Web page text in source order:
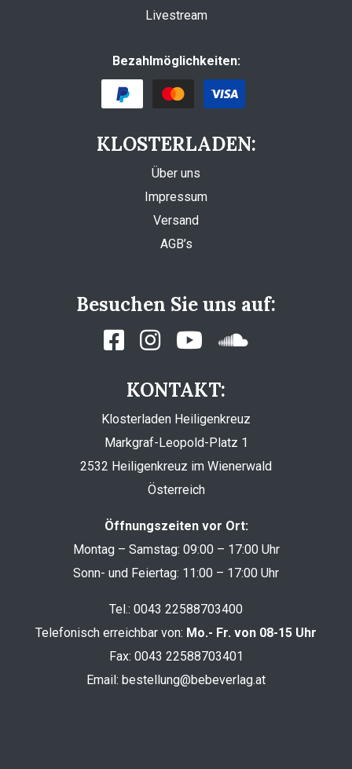
Livestream
Bezahlmöglichkeiten:
KLOSTERLADEN:
Über uns
Impressum
Versand
AGB’s
Besuchen Sie uns auf:
KONTAKT:
Klosterladen Heiligenkreuz
Markgraf-Leopold-Platz 1
2532 Heiligenkreuz im Wienerwald
Österreich
Öffnungszeiten vor Ort:
Montag – Samstag: 09:00 – 17:00 Uhr
Sonn- und Feiertag: 11:00 – 17:00 Uhr
Tel.: 0043 22588703400
Telefonisch erreichbar von: Mo.- Fr. von 08-15 Uhr
Fax: 0043 22588703401
Email: bestellung@bebeverlag.at